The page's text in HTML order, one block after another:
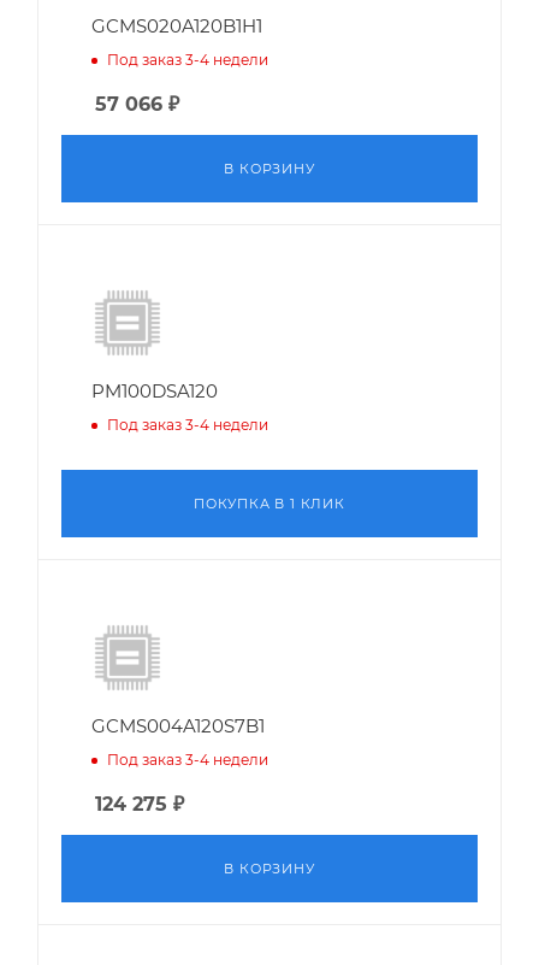
GCMS020A120B1H1
Под заказ 3-4 недели
57 066 ₽
В КОРЗИНУ
PM100DSA120
Под заказ 3-4 недели
ПОКУПКА В 1 КЛИК
GCMS004A120S7B1
Под заказ 3-4 недели
124 275 ₽
В КОРЗИНУ